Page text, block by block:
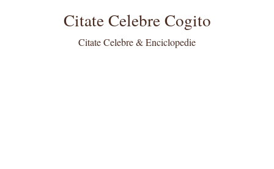
Citate Celebre Cogito
Citate Celebre & Enciclopedie